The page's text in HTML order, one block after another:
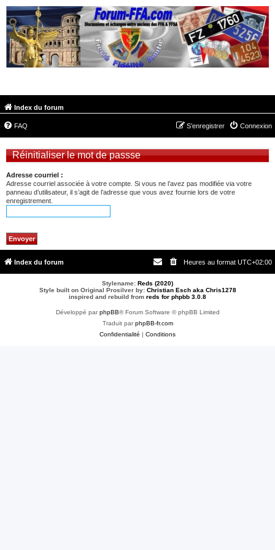
Index du forum
FAQ Connexion
S’enregistrer
Réinitialiser le mot de passse
Adresse courriel :
Adresse courriel associée à votre compte. Si vous ne l’avez pas modifiée via votre
panneau d’utilisateur, il s’agit de l’adresse que vous avez fournie lors de votre
enregistrement.
Index du forum Heures au format UTC+02:00
Stylename: Reds (2020)
Style built on Original Prosilver by: Christian Esch aka Chris1278
inspired and rebuild from reds for phpbb 3.0.8
Développé parphpBB® Forum Software © phpBB Limited
Traduit parphpBB-fr.com
Confidentialité | Conditions